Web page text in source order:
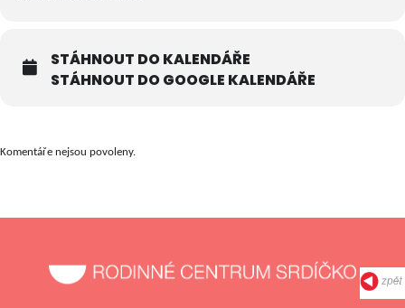
STÁHNOUT DO KALENDÁŘE
STÁHNOUT DO GOOGLE KALENDÁŘE
Komentáře nejsou povoleny.